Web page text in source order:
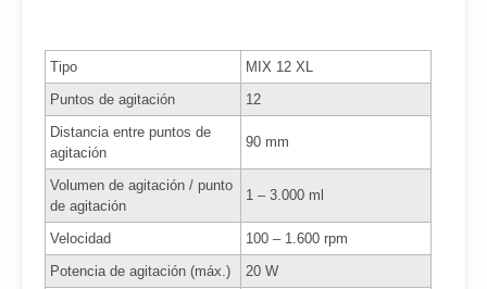
Tipo
MIX 12 XL
Puntos de agitación
12
Distancia entre puntos de
agitación
90 mm
Volumen de agitación / punto
de agitación
1 – 3.000 ml
Velocidad
100 – 1.600 rpm
Potencia de agitación (máx.)
20 W